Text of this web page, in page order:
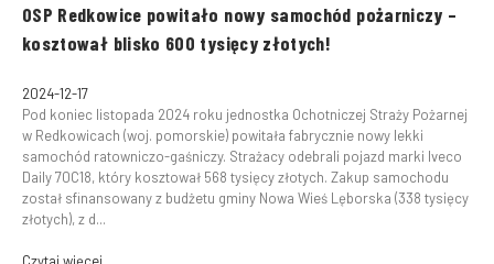
OSP Redkowice powitało nowy samochód pożarniczy –
kosztował blisko 600 tysięcy złotych!
2024-12-17
Pod koniec listopada 2024 roku jednostka Ochotniczej Straży Pożarnej
w Redkowicach (woj. pomorskie) powitała fabrycznie nowy lekki
samochód ratowniczo-gaśniczy. Strażacy odebrali pojazd marki Iveco
Daily 70C18, który kosztował 568 tysięcy złotych. Zakup samochodu
został sfinansowany z budżetu gminy Nowa Wieś Lęborska (338 tysięcy
złotych), z d...